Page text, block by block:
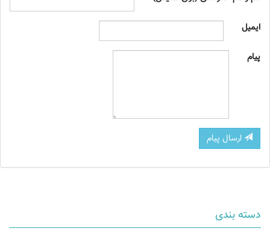
ایمیل
پیام
ارسال پیام
دسته بندی